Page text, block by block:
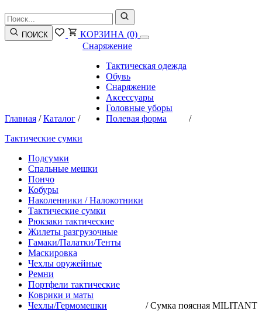
ПОИСК КОРЗИНА (0)
Главная /Каталог /
Снаряжение
Тактическая одежда
Обувь
Снаряжение
Аксессуары
Головные уборы
Полевая форма
/
Тактические сумки
Подсумки
Спальные мешки
Пончо
Кобуры
Наколенники / Налокотники
Тактические сумки
Рюкзаки тактические
Жилеты разгрузочные
Гамаки/Палатки/Тенты
Маскировка
Чехлы оружейные
Ремни
Портфели тактические
Коврики и маты
Чехлы/Гермомешки
/Сумка поясная MILITANT